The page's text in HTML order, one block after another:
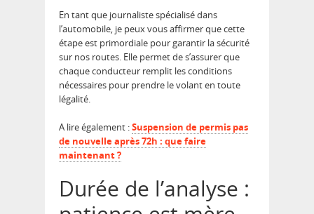
En tant que journaliste spécialisé dans
l’automobile, je peux vous affirmer que cette
étape est primordiale pour garantir la sécurité
sur nos routes. Elle permet de s’assurer que
chaque conducteur remplit les conditions
nécessaires pour prendre le volant en toute
légalité.
A lire également :Suspension de permis pas
de nouvelle après 72h : que faire
maintenant ?
Durée de l’analyse :